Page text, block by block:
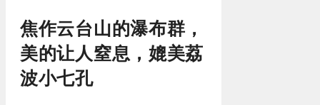
焦作云台山的瀑布群，
美的让人窒息，媲美荔
波小七孔